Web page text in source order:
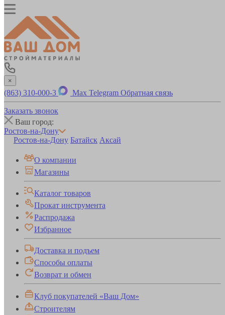
×
(863) 310-000-3 Max Telegram Обратная связь
Заказать звонок
Ваш город:
Ростов-на-Дону
Ростов-на-Дону Батайск Аксай
О компании
Магазины
Каталог товаров
Прокат инструмента
Распродажа
Избранное
Доставка и подъем
Способы оплаты
Возврат и обмен
Клуб покупателей «Ваш Дом»
Строителям